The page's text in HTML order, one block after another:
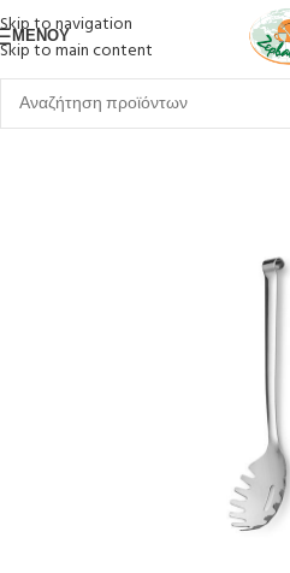
Skip to navigation
Skip to main content
ΜΕΝΟΎ